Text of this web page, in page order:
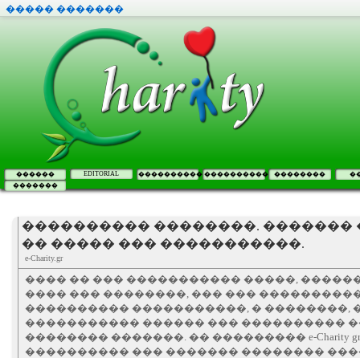
����� �������
������ EDITORIAL ���������� ���������� ��������
�������
���������� ��������. �������
�� ����� ��� �����������.
e-Charity.gr
���� �� ��� ����������� �����,
���� ��� ��������, ��� ���
���������� �����������, � ��������,
����������� ������ ��� ����������
�������� �������. �� ��������� e-Charity
���������� ��� ������� ��������